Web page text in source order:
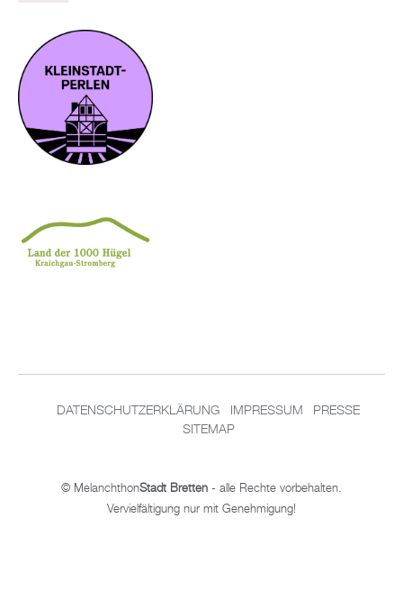
DA­TEN­SCHUT­Z­ER­KLÄ­RUNG IM­PRES­SUM
PRES­SE
SITEMAP
© Me­lan­chthonStadt Brett­en - alle Rech­te vor­be­hal­ten.
Ver­viel­fäl­ti­gung nur mit Ge­neh­mi­gung!